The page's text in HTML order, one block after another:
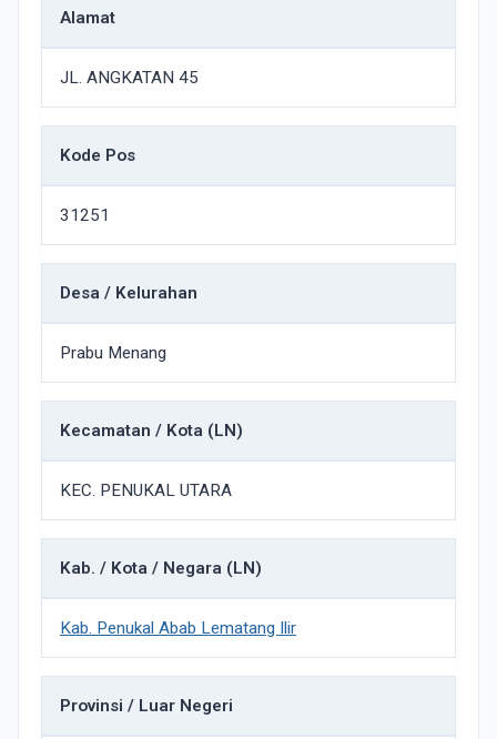
Alamat
JL. ANGKATAN 45
Kode Pos
31251
Desa / Kelurahan
Prabu Menang
Kecamatan / Kota (LN)
KEC. PENUKAL UTARA
Kab. / Kota / Negara (LN)
Kab. Penukal Abab Lematang Ilir
Provinsi / Luar Negeri